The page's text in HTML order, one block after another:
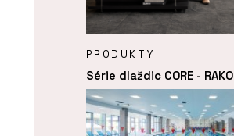
PRODUKTY
Série dlaždic CORE - RAKO